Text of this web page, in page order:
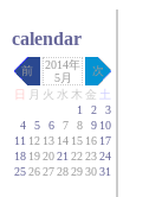
calendar
前
2014年
5月
次
日
月 火 水 木 金 土
1
2
3
4
5 6 7 8 9 10
11 12 13 14 15 16 17
18 192021 222324
25262728293031